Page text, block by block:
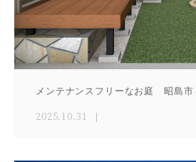
メンテナンスフリーなお庭 昭島市
2025.10.31